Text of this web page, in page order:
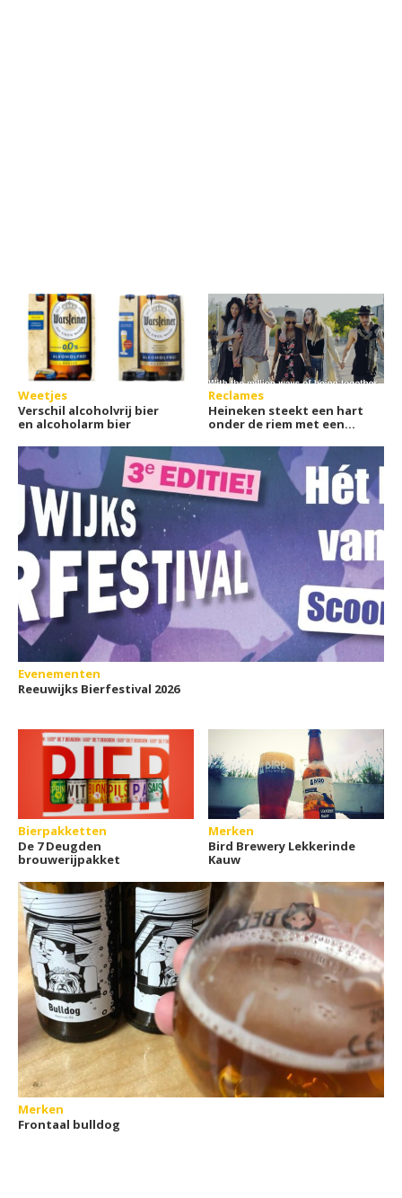
Weetjes
Verschil alcoholvrij bier
en alcoholarm bier
Reclames
Heineken steekt een hart
onder de riem met een
Evenementen
Reeuwijks Bierfestival 2026
Bierpakketten
De 7 Deugden
brouwerijpakket
Merken
Bird Brewery Lekkerinde
Kauw
Merken
Frontaal bulldog